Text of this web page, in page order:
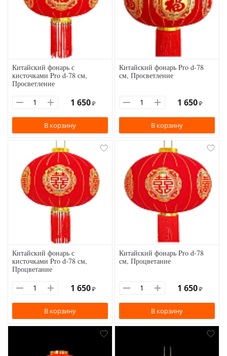
Китайский фонарь с
кисточками Pro d-78 см,
Просветление
1 650 ₽
В корзину
Китайский фонарь Pro d-78
см, Просветление
1 650 ₽
В корзину
Китайский фонарь с
кисточками Pro d-78 см,
Процветание
1 650 ₽
В корзину
Китайский фонарь Pro d-78
см, Процветание
1 650 ₽
В корзину